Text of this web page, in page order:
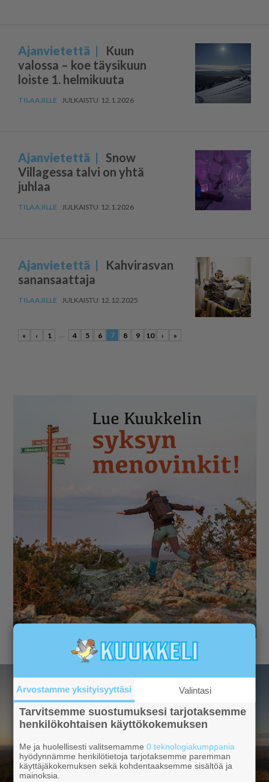
Ajanvietettä
Kuun
valossa – koe täysikuun
loiste 1. helmikuuta
12.1.2026
Ajanvietettä
Snow
Villagessa talvi on yhtä
juhlaa
12.1.2026
Ajanvietettä
Kahvirasvan
sanansaattaja
12.12.2025
« ‹ 1 ... 4 5 6 7 8 9 10 › »
Arvostamme yksityisyyttäsi Valintasi
Tarvitsemme suostumuksesi tarjotaksemme
henkilökohtaisen käyttökokemuksen
Me ja huolellisesti valitsemamme0 teknologiakumppania
hyödynnämme henkilötietoja tarjotaksemme paremman
käyttäjäkokemuksen sekä kohdentaaksemme sisältöä ja
mainoksia.